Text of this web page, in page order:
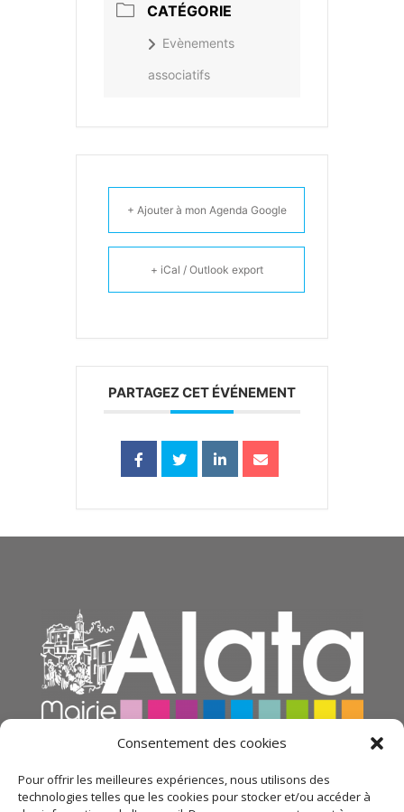
Consentement des cookies
Pour offrir les meilleures expériences, nous utilisons des
technologies telles que les cookies pour stocker et/ou accéder à
CATÉGORIE
Evènements
associatifs
+ Ajouter à mon Agenda Google
+ iCal / Outlook export
PARTAGEZ CET ÉVÉNEMENT